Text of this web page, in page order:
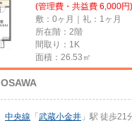
(管理費・共益費 6,000円)
敷：0ヶ月｜礼：1ヶ月
所在階：2階
間取り：1K
面積：26.53㎡
OSAWA
中央線 「 武蔵小金井 」駅 徒歩21